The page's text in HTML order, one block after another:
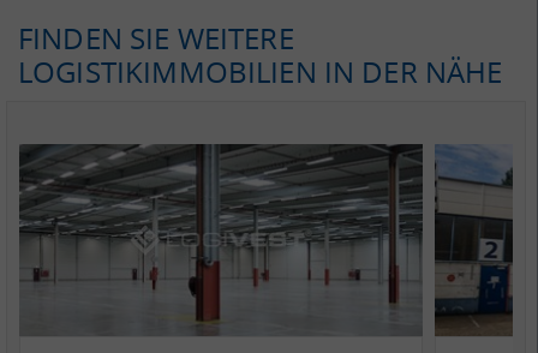
FINDEN SIE WEITERE
LOGISTIKIMMOBILIEN IN DER NÄHE